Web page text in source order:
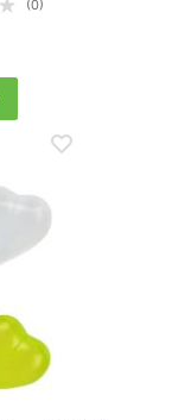
(0)